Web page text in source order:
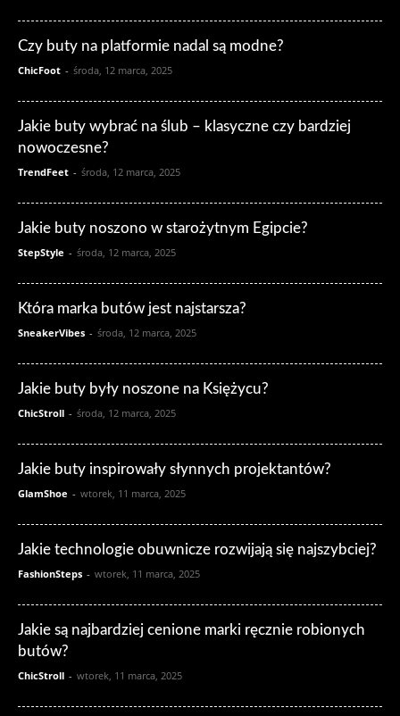
Czy buty na platformie nadal są modne?
ChicFoot - środa, 12 marca, 2025
Jakie buty wybrać na ślub – klasyczne czy bardziej
nowoczesne?
TrendFeet - środa, 12 marca, 2025
Jakie buty noszono w starożytnym Egipcie?
StepStyle - środa, 12 marca, 2025
Która marka butów jest najstarsza?
SneakerVibes - środa, 12 marca, 2025
Jakie buty były noszone na Księżycu?
ChicStroll - środa, 12 marca, 2025
Jakie buty inspirowały słynnych projektantów?
GlamShoe - wtorek, 11 marca, 2025
Jakie technologie obuwnicze rozwijają się najszybciej?
FashionSteps - wtorek, 11 marca, 2025
Jakie są najbardziej cenione marki ręcznie robionych
butów?
ChicStroll - wtorek, 11 marca, 2025